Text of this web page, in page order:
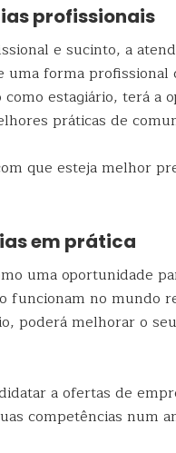
profissionais
e sucinto, a
forma profissional
estagiário, terá a
práticas de
que esteja melhor
em prática
uma oportunidade
funcionam no mundo
poderá melhorar o
a ofertas de
competências num